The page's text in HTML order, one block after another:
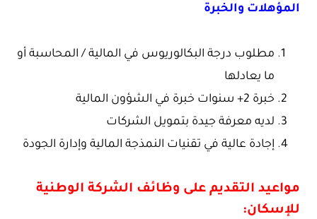
المؤهلات والخبرة
مطلوب درجة البكالوريوس في المالية / المحاسبة أو
ما يعادلها
خبرة 2+ سنوات خبرة في الشؤون المالية
لديه معرفة جيدة بتمويل الشركات
إجادة عالية في تقنيات النمذجة المالية وإدارة الجودة
مواعيد التقديم على وظائف الشركة الوطنية
للإسكان: